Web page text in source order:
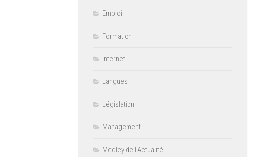
Emploi
Formation
Internet
Langues
Législation
Management
Medley de l'Actualité